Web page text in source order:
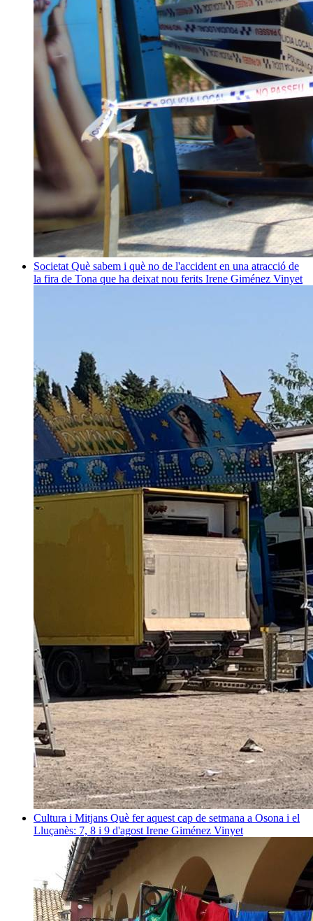
Societat Què sabem i què no de l'accident en una atracció de
la fira de Tona que ha deixat nou ferits Irene Giménez Vinyet
Cultura i Mitjans Què fer aquest cap de setmana a Osona i el
Lluçanès: 7, 8 i 9 d'agost Irene Giménez Vinyet